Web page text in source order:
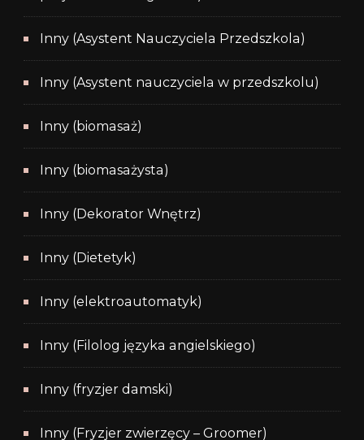
Inny (Asystent Nauczyciela Przedszkola)
Inny (Asystent nauczyciela w przedszkolu)
Inny (biomasaż)
Inny (biomasażysta)
Inny (Dekorator Wnętrz)
Inny (Dietetyk)
Inny (elektroautomatyk)
Inny (Filolog języka angielskiego)
Inny (fryzjer damski)
Inny (Fryzjer zwierzęcy – Groomer)